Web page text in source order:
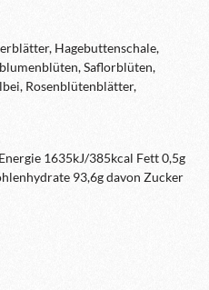
Hagebuttenschale,
Saflorblüten,
Rosenblütenblätter,
1635kJ/385kcal Fett 0,5g
93,6g davon Zucker